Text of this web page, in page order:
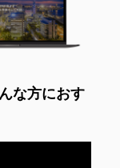
な方におす